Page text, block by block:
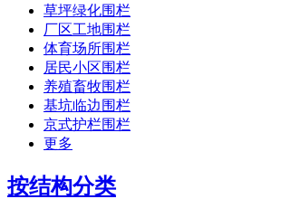
草坪绿化围栏
厂区工地围栏
体育场所围栏
居民小区围栏
养殖畜牧围栏
基坑临边围栏
京式护栏围栏
更多
按结构分类